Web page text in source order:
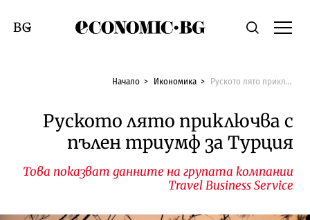
Economic.bgТърсене
Смяна на език
Начало Икономика Руското лято приключва с пълен триумф за Турция
Руското лято приключва с
пълен триумф за Турция
Това показват данните на групата компании
Travel Business Service